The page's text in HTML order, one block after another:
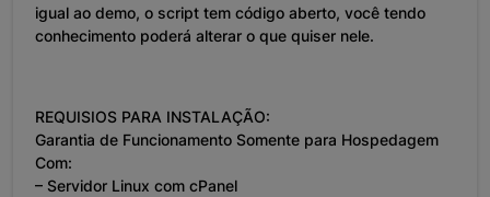
igual ao demo, o script tem código aberto, você tendo
conhecimento poderá alterar o que quiser nele.
REQUISIOS PARA INSTALAÇÃO:
Garantia de Funcionamento Somente para Hospedagem
Com:
– Servidor Linux com cPanel